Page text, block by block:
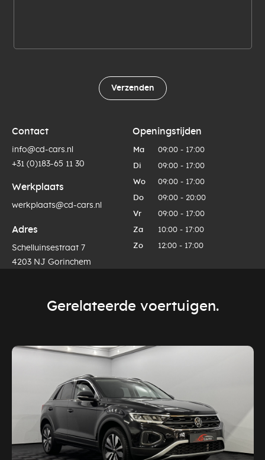
Verzenden
Contact
info@cd-cars.nl
+31 (0)183-65 11 30
Werkplaats
werkplaats@cd-cars.nl
Adres
Schelluinsestraat 7
4203 NJ Gorinchem
Openingstijden
Ma 09:00 - 17:00
Di 09:00 - 17:00
Wo 09:00 - 17:00
Do 09:00 - 20:00
Vr 09:00 - 17:00
Za 10:00 - 17:00
Zo 12:00 - 17:00
Gerelateerde voertuigen.